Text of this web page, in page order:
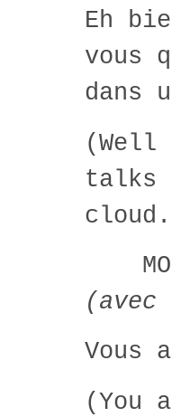
Eh
vous
dans
talks
Vous
(You